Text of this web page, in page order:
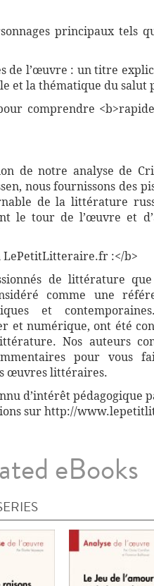
principaux tels
de l’œuvre : un titre
et la thématique du salut
comprendre
de notre analyse de
nous fournissons des
de la littérature
le tour de l’œuvre et
LePetitLitteraire.fr :</b>
de littérature
comme une
et
et numérique, ont été
Nos auteurs
pour vous
œuvres littéraires.
d’intérêt pédagogique
sur http://
eBooks